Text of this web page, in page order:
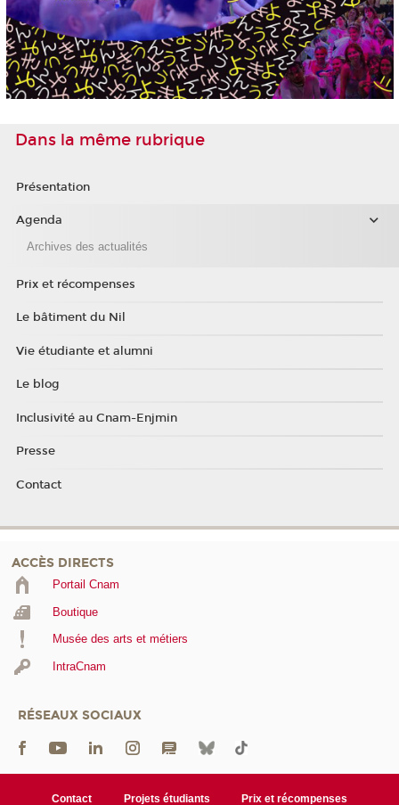
Dans la même rubrique
Présentation
Agenda
Archives des actualités
Prix et récompenses
Le bâtiment du Nil
Vie étudiante et alumni
Le blog
Inclusivité au Cnam-Enjmin
Presse
Contact
ACCÈS DIRECTS
Portail Cnam
Boutique
Musée des arts et métiers
IntraCnam
RÉSEAUX SOCIAUX
Contact Projets étudiants Prix et récompenses